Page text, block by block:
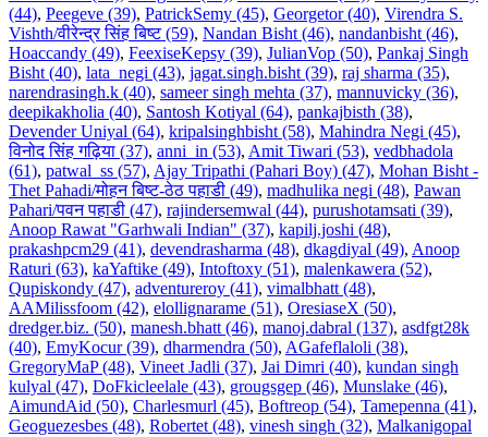
(44), Peegeve (39), PatrickSemy (45), Georgetor (40), Virendra S.
Vishth/वीरेन्द्र सिंह बिष्ट (59), Nandan Bisht (46), nandanbisht (46),
Hoaccandy (49), FeexiseKepsy (39), JulianVop (50), Pankaj Singh
Bisht (40), lata_negi (43), jagat.singh.bisht (39), raj sharma (35),
narendrasingh.k (40), sameer singh mehta (37), mannuvicky (36),
deepikakholia (40), Santosh Kotiyal (64), pankajbisth (38),
Devender Uniyal (64), kripalsinghbisht (58), Mahindra Negi (45),
विनोद सिंह गढ़िया (37), anni_in (53), Amit Tiwari (53), vedbhadola
(61), patwal_ss (57), Ajay Tripathi (Pahari Boy) (47), Mohan Bisht -
Thet Pahadi/मोहन बिष्ट-ठेठ पहाडी (49), madhulika negi (48), Pawan
Pahari/पवन पहाडी (47), rajindersemwal (44), purushotamsati (39),
Anoop Rawat "Garhwali Indian" (37), kapilj.joshi (48),
prakashpcm29 (41), devendrasharma (48), dkagdiyal (49), Anoop
Raturi (63), kaYaftike (49), Intoftoxy (51), malenkawera (52),
Qupiskondy (47), adventureroy (41), vimalbhatt (48),
AAMilissfoom (42), elollignarame (51), OresiaseX (50),
dredger.biz. (50), manesh.bhatt (46), manoj.dabral (137), asdfgt28k
(40), EmyKocur (39), dharmendra (50), AGafeflaloli (38),
GregoryMaP (48), Vineet Jadli (37), Jai Dimri (40), kundan singh
kulyal (47), DoFkicleelale (43), grougsgep (46), Munslake (46),
AimundAid (50), Charlesmurl (45), Boftreop (54), Tamepenna (41),
Geoguezesbes (48), Robertet (48), vinesh singh (32), Malkanigopal